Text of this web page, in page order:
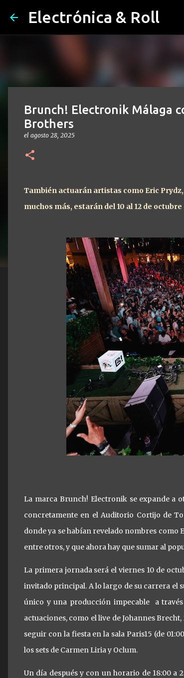
Electrónica & Roll
Brunch! Electronik Málaga
Brothers
el agosto 28, 2025
También actuarán artistas como Eric
muchos más, estarán del 10 al 12 de
La marca Brunch! Electronik se expande a
concretamente en el Auditorio Cortijo de
donde ya se habían revelado nombres como
entre otros, y que ahora hay que sumar al
La primera jornada será el viernes 10 de
invitado principal. A lo largo de su carrera el
único y una producción impecable a
actuaciones, como el live de Johannes
seguir con la fiesta en la sala Paris15 (de
los sets de Carmen Liria y Oclum.
Un día después y con un horario de 18:00 a